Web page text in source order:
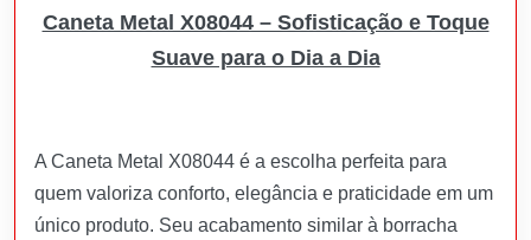
Caneta Metal X08044 – Sofisticação e Toque
Suave para o Dia a Dia
A Caneta Metal X08044 é a escolha perfeita para
quem valoriza conforto, elegância e praticidade em um
único produto. Seu acabamento similar à borracha